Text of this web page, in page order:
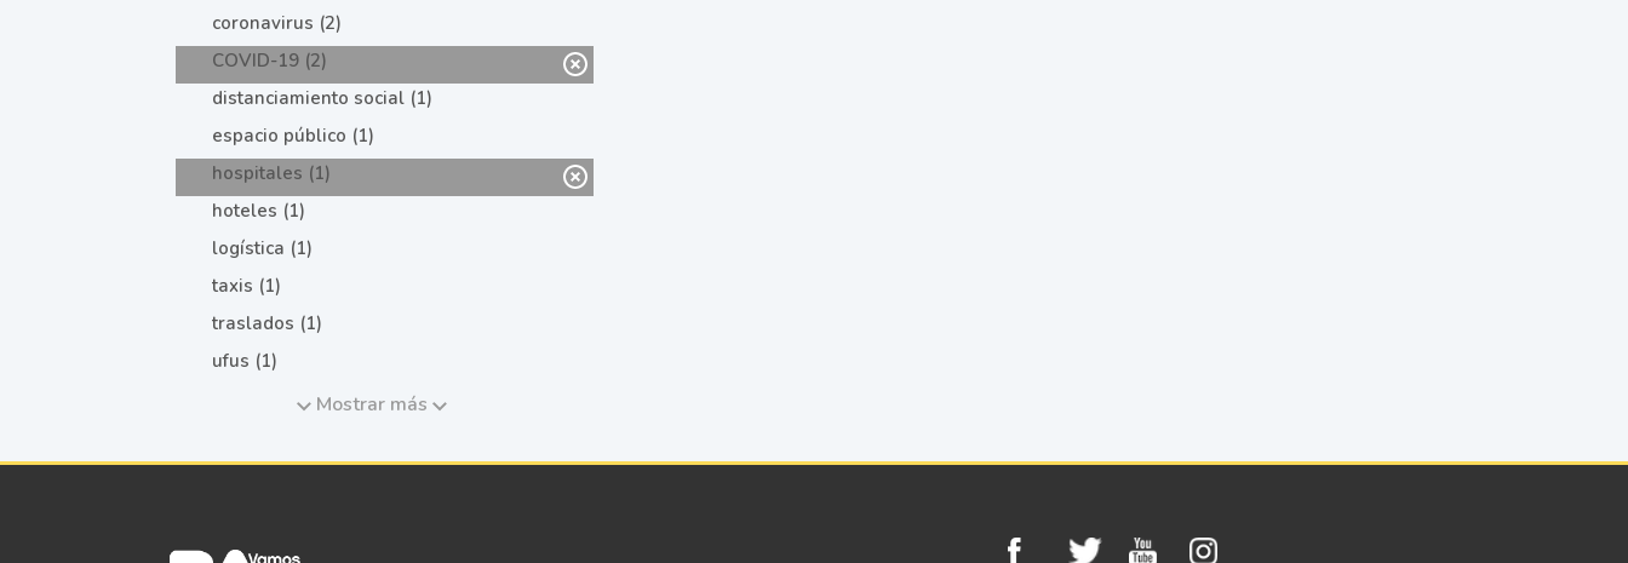
coronavirus (2)
COVID-19 (2)
distanciamiento social (1)
espacio público (1)
hospitales (1)
hoteles (1)
logística (1)
taxis (1)
traslados (1)
ufus (1)
Mostrar más